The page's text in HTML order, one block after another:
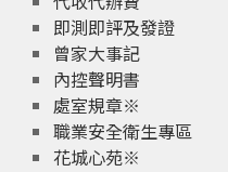
即測即評及發證
曾家大事記
內控聲明書
處室規章※
職業安全衛生專區
花城心苑※